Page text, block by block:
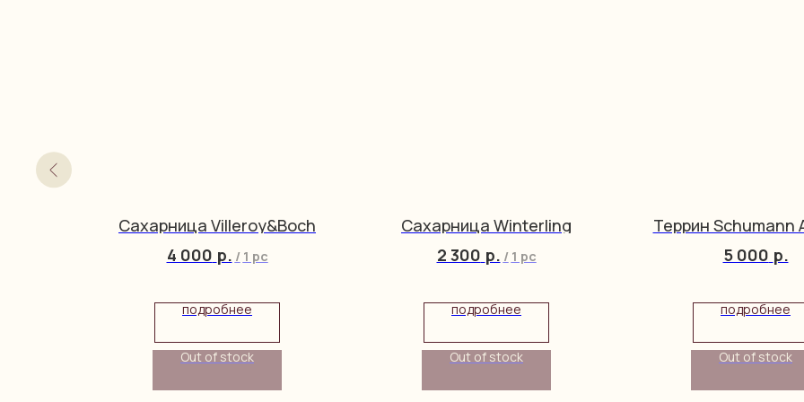
Сахарница Villeroy&Boch
4 000 р. / 1 pc
подробнее
Out of stock
Сахарница Winterling
2 300 р. / 1 pc
подробнее
Out of stock
Террин Schumann
5 000 р.
подробнее
Out of stock